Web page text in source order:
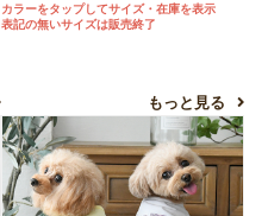
カラーをタップしてサイズ・在庫を表示
表記の無いサイズは販売終了
もっと見る